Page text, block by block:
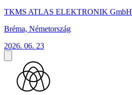
TKMS ATLAS ELEKTRONIK GmbH
Bréma, Németország
2026. 06. 23